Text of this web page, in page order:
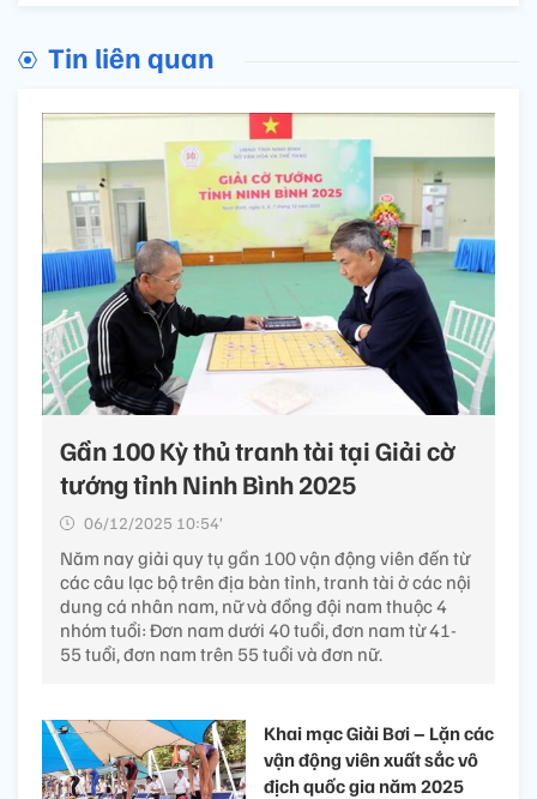
Tin liên quan
Gần 100 Kỳ thủ tranh tài tại Giải cờ
tướng tỉnh Ninh Bình 2025
06/12/2025 10:54’
Năm nay giải quy tụ gần 100 vận động viên đến từ
các câu lạc bộ trên địa bàn tỉnh, tranh tài ở các nội
dung cá nhân nam, nữ và đồng đội nam thuộc 4
nhóm tuổi: Đơn nam dưới 40 tuổi, đơn nam từ 41-
55 tuổi, đơn nam trên 55 tuổi và đơn nữ.
Khai mạc Giải Bơi – Lặn các
vận động viên xuất sắc vô
địch quốc gia năm 2025